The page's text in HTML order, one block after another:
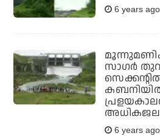
6 years ago
സാഗര്‍
സെക്കന്റില്‍
6 years ago